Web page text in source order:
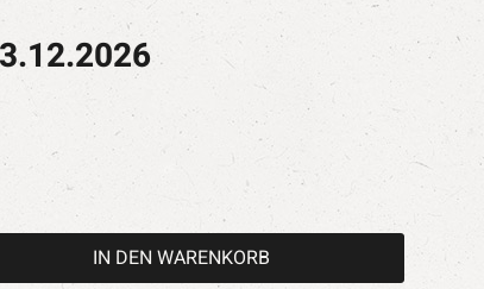
IN DEN WARENKORB